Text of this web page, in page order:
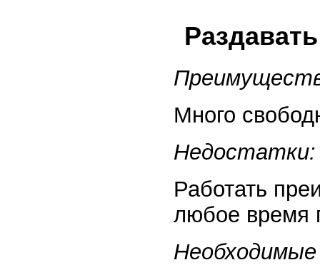
Много
Недостатки:
Работать
любое время